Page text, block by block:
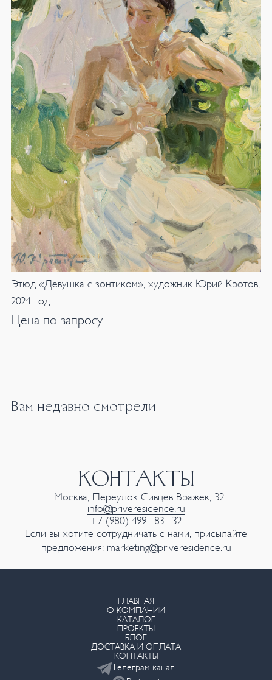
Этюд «Девушка с зонтиком», художник Юрий Кротов,
2024 год.
Цена по запросу
Вам недавно смотрели
КОНТАКТЫ
г.Москва, Переулок Сивцев Вражек, 32
info@priveresidence.ru
+7 (980) 499-83-32
Если вы хотите сотрудничать с нами, присылайте
предложения: marketing@priveresidence.ru
ГЛАВНАЯ
О КОМПАНИИ
КАТАЛОГ
ПРОЕКТЫ
БЛОГ
ДОСТАВКА И ОПЛАТА
КОНТАКТЫ
Телеграм канал